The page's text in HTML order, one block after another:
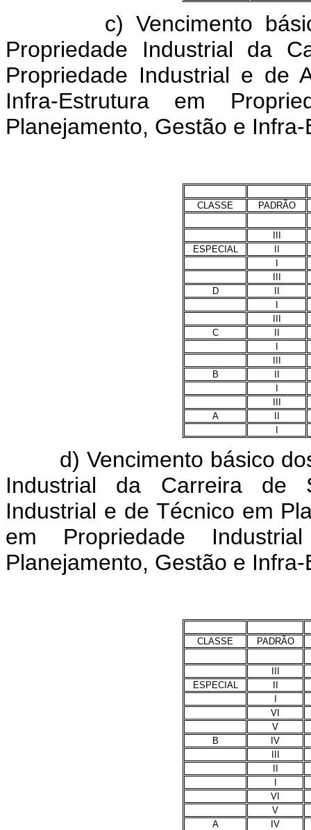
c) Vencimento básico
Propriedade Industrial da
Propriedade Industrial e de
Infra-Estrutura em
Planejamento, Gestão e
CLASSE PADRÃO
III
ESPECIAL
II
I
III
D
II
I
III
C
II
I
III
B
II
I
III
A
II
I
d) Vencimento básico dos
Industrial da Carreira de
Industrial e de Técnico em
em Propriedade
Planejamento, Gestão e
CLASSE PADRÃO
III
ESPECIAL
II
I
VI
V
B
IV
III
II
I
VI
V
A
IV